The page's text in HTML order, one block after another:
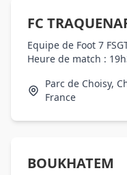
FC
Equipe de Foot 7
Heure de match :
Parc de Choisy,
France
BOUKHATEM